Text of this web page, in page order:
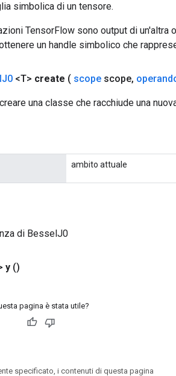
simbolica di un tensore.
TensorFlow sono output di un'altra
un handle simbolico che
J0 <T> create ( scope scope,
una classe che racchiude una
ambito attuale
di BesselJ0
y ()
pagina è stata utile?
specificato, i contenuti di questa pagina